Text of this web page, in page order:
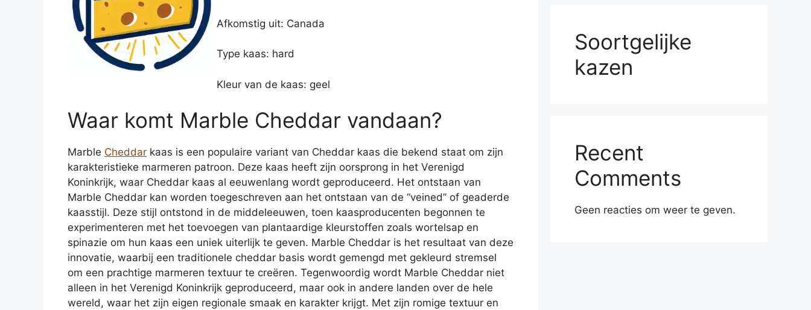
Afkomstig uit: Canada
Type kaas: hard
Kleur van de kaas: geel
Waar komt Marble Cheddar vandaan?
Marble Cheddar kaas is een populaire variant van Cheddar kaas die bekend staat om zijn
karakteristieke marmeren patroon. Deze kaas heeft zijn oorsprong in het Verenigd
Koninkrijk, waar Cheddar kaas al eeuwenlang wordt geproduceerd. Het ontstaan van
Marble Cheddar kan worden toegeschreven aan het ontstaan van de “veined” of geaderde
kaasstijl. Deze stijl ontstond in de middeleeuwen, toen kaasproducenten begonnen te
experimenteren met het toevoegen van plantaardige kleurstoffen zoals wortelsap en
spinazie om hun kaas een uniek uiterlijk te geven. Marble Cheddar is het resultaat van deze
innovatie, waarbij een traditionele cheddar basis wordt gemengd met gekleurd stremsel
om een prachtige marmeren textuur te creëren. Tegenwoordig wordt Marble Cheddar niet
alleen in het Verenigd Koninkrijk geproduceerd, maar ook in andere landen over de hele
wereld, waar het zijn eigen regionale smaak en karakter krijgt. Met zijn romige textuur en
Soortgelijke
kazen
Recent
Comments
Geen reacties om weer te geven.